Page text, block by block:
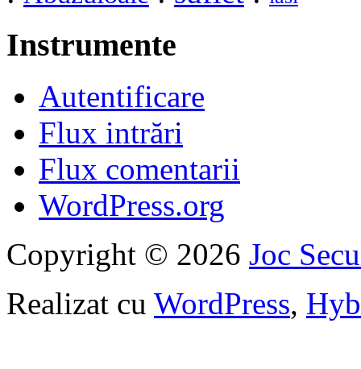
Instrumente
Autentificare
Flux intrări
Flux comentarii
WordPress.org
Copyright © 2026 Joc
Realizat cu WordPress,